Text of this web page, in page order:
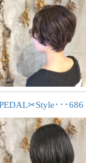
･･･686